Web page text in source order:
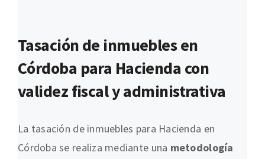
Tasación de inmuebles en
Córdoba para Hacienda con
validez fiscal y administrativa
La tasación de inmuebles para Hacienda en
Córdoba se realiza mediante una metodología